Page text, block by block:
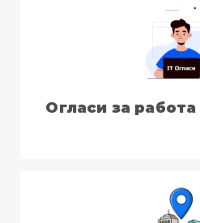
Огласи за